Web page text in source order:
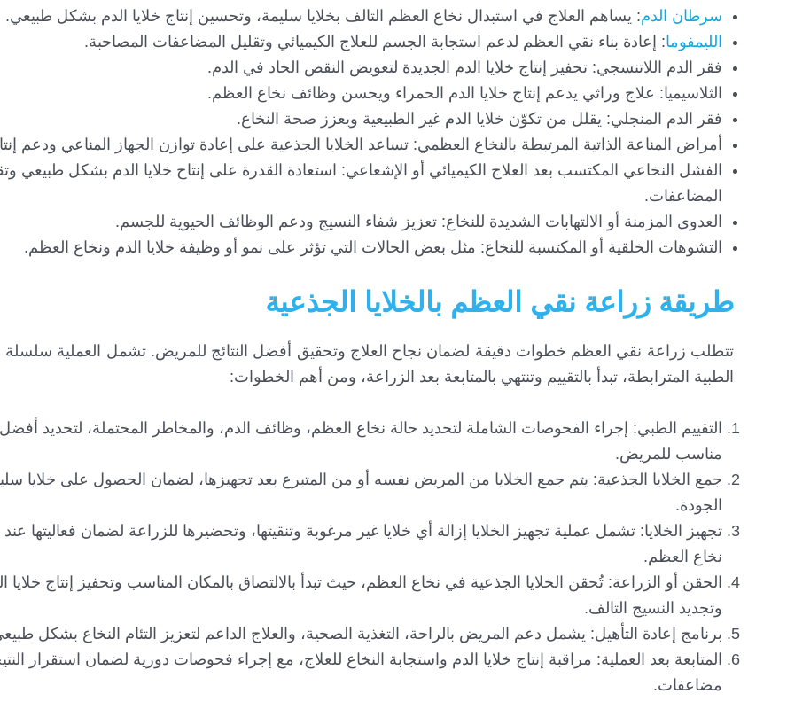
سرطان الدم: يساهم العلاج في استبدال نخاع العظم التالف بخلايا سليمة، وتحسين إنتاج خلايا الدم بشكل طبيعي.
الليمفوما: إعادة بناء نقي العظم لدعم استجابة الجسم للعلاج الكيميائي وتقليل المضاعفات المصاحبة.
فقر الدم اللاتنسجي: تحفيز إنتاج خلايا الدم الجديدة لتعويض النقص الحاد في الدم.
الثلاسيميا: علاج وراثي يدعم إنتاج خلايا الدم الحمراء ويحسن وظائف نخاع العظم.
فقر الدم المنجلي: يقلل من تكوّن خلايا الدم غير الطبيعية ويعزز صحة النخاع.
أمراض المناعة الذاتية المرتبطة بالنخاع العظمي: تساعد الخلايا الجذعية على إعادة توازن الجهاز المناعي ودعم
الفشل النخاعي المكتسب بعد العلاج الكيميائي أو الإشعاعي: استعادة القدرة على إنتاج خلايا الدم بشكل طبيعي
المضاعفات.
العدوى المزمنة أو الالتهابات الشديدة للنخاع: تعزيز شفاء النسيج ودعم الوظائف الحيوية للجسم.
التشوهات الخلقية أو المكتسبة للنخاع: مثل بعض الحالات التي تؤثر على نمو أو وظيفة خلايا الدم ونخاع العظم.
طريقة زراعة نقي العظم بالخلايا الجذعية
تتطلب زراعة نقي العظم خطوات دقيقة لضمان نجاح العلاج وتحقيق أفضل النتائج للمريض. تشمل العملية سلسلة
الطبية المترابطة، تبدأ بالتقييم وتنتهي بالمتابعة بعد الزراعة، ومن أهم الخطوات:
التقييم الطبي: إجراء الفحوصات الشاملة لتحديد حالة نخاع العظم، وظائف الدم، والمخاطر المحتملة، لتحديد
مناسب للمريض.
جمع الخلايا الجذعية: يتم جمع الخلايا من المريض نفسه أو من المتبرع بعد تجهيزها، لضمان الحصول على خلايا
الجودة.
تجهيز الخلايا: تشمل عملية تجهيز الخلايا إزالة أي خلايا غير مرغوبة وتنقيتها، وتحضيرها للزراعة لضمان فعاليتها عند
نخاع العظم.
الحقن أو الزراعة: تُحقن الخلايا الجذعية في نخاع العظم، حيث تبدأ بالالتصاق بالمكان المناسب وتحفيز إنتاج خلايا
وتجديد النسيج التالف.
برنامج إعادة التأهيل: يشمل دعم المريض بالراحة، التغذية الصحية، والعلاج الداعم لتعزيز التئام النخاع بشكل
المتابعة بعد العملية: مراقبة إنتاج خلايا الدم واستجابة النخاع للعلاج، مع إجراء فحوصات دورية لضمان استقرار
مضاعفات.